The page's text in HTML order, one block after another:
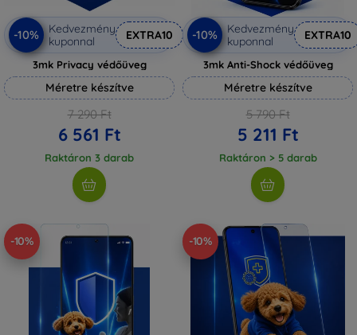
-10%
Kedvezmény
kuponnal
EXTRA10
3mk Privacy védőüveg
Méretre készítve
7 290 Ft
6 561 Ft
Raktáron 3 darab
-10%
Kedvezmény
kuponnal
EXTRA10
3mk Anti-Shock védőüveg
Méretre készítve
5 790 Ft
5 211 Ft
Raktáron > 5 darab
-10% -10%